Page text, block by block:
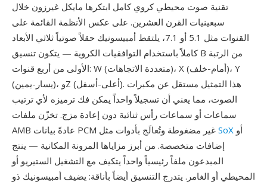
تقنية صوت محيطي كروي كامل ابتكرها مايكل غيرزون خلال
سبعينيات القرن العشرين. على عكس الأنظمة القائمة على
القنوات مثل 5.1 أو 7.1، يلتقط أمبيسونيك حقلاً صوتياً ثلاثي الأبعاد
كاملاً باستخدام التوافقيات الكروية — يتكون تنسيق B من الرتبة
الأولى من أربع قنوات: W (متعددة الاتجاهات)، X (أمام-خلف)، Y
(يسار-يمين)، وZ (أعلى-أسفل). هذا التمثيل مستقل عن مكبرات
الصوت، مما يعني أن تسجيلاً واحداً يمكن فك ترميزه لأي ترتيب
سماعات أو سماعات رأس ثنائية دون إعادة مزج. تخزّن ملفات
SoX
إضافات متخصصة. من أبرز مزاياها المرونة المكانية — ينتج
المبدعون ملفاً رئيسياً واحداً يتكيف مع التشغيل الستيريو أو
المحيطي أو الغامر. يتدرج التنسيق أيضاً بأناقة: يضيف أمبيسونيك ذو